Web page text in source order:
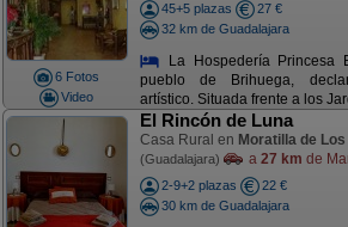
6 Fotos
Video
45+5 plazas
27 €
32 km de Guadalajara
La Hospedería Princesa
pueblo de Brihuega,
artístico. Situada frente a los
El Rincón de Luna
Casa Rural en Moratilla de
(Guadalajara) a 27 km de
2-9+2 plazas
22 €
30 km de Guadalajara